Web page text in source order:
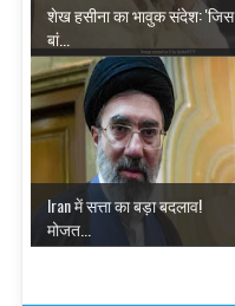
शेख हसीना का भावुक संदेश: 'जिस
बां...
Iran में सत्ता का बड़ा बदलाव!
मोजत...